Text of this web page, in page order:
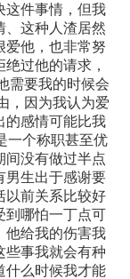
这件事情，但我
、这种人渣居然
爱他，也非常努
过他的请求，
需要我的时候会
，因为我认为爱
的感情可能比我
一个称职甚至优
间没有做过半点
男生出于感谢要
以前关系比较好
到哪怕一丁点可
他给我的伤害我
些事我就会有种
什么时候我才能